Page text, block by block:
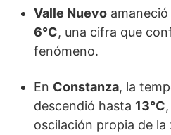
Valle Nuevo
6°C, una cifra que
fenómeno.
En Constanza, la
descendió hasta 13°C
oscilación propia de